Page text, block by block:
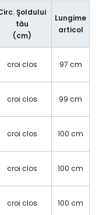
Şoldului
tău
(cm)
Lungime
articol
croi clos 97 cm
croi clos 99 cm
croi clos 100 cm
croi clos 100 cm
croi clos 100 cm